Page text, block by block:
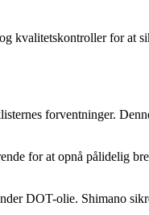
kvalitetskontroller for at
forventninger.
for at opnå pålidelig
DOT-olie. Shimano